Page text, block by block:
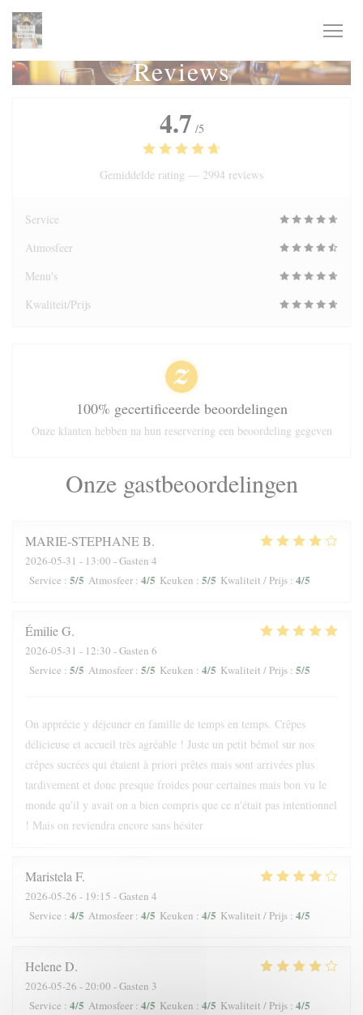
Cookies beheer paneel
Reviews
Onze gastbeoordelingen
MARIE-STEPHANEB
2026-05-31 - 13:00 - Gasten 4
Service : 5/5 Atmosfeer : 4/5 Keuken : 5/5 Kwaliteit / Prijs : 4/5
ÉmilieG
2026-05-31 - 12:30 - Gasten 6
Service : 5/5 Atmosfeer : 5/5 Keuken : 4/5 Kwaliteit / Prijs : 5/5
On apprécie y déjeuner en famille de temps en temps. Crêpes
délicieuse et accueil très agréable ! Juste un petit bémol sur nos
crêpes sucrées qui étaient à priori prêtes mais sont arrivées plus
tardivement et donc presque froides pour certaines mais bon vu le
monde qu'il y avait on a bien compris que ce n'était pas intentionnel
! Mais on reviendra encore sans hésiter
Maristela F
2026-05-26 - 19:15 - Gasten 4
Service : 4/5 Atmosfeer : 4/5 Keuken : 4/5 Kwaliteit / Prijs : 4/5
HeleneD
2026-05-26 - 20:00 - Gasten 3
Service : 4/5 Atmosfeer : 4/5 Keuken : 4/5 Kwaliteit / Prijs : 4/5
4.7 /5
Gemiddelde rating — 2994 reviews
Service
Atmosfeer
Menu's
Kwaliteit/Prijs
100% gecertificeerde beoordelingen
Onze klanten hebben na hun reservering een beoordeling gegeven